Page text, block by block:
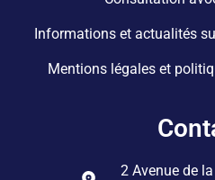
Informations et actualités
Mentions légales et
2 Avenue de